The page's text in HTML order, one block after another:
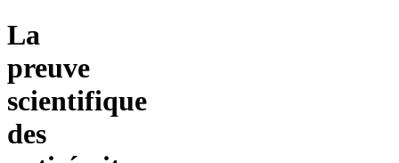
La
preuve
scientifique
des